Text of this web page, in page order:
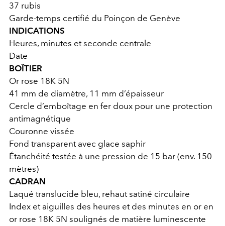
37 rubis
Garde-temps certifié du Poinçon de Genève
INDICATIONS
Heures, minutes et seconde centrale
Date
BOÎTIER
Or rose 18K 5N
41 mm de diamètre, 11 mm d’épaisseur
Cercle d’emboîtage en fer doux pour une protection
antimagnétique
Couronne vissée
Fond transparent avec glace saphir
Étanchéité testée à une pression de 15 bar (env. 150
mètres)
CADRAN
Laqué translucide bleu, rehaut satiné circulaire
Index et aiguilles des heures et des minutes en or en
or rose 18K 5N soulignés de matière luminescente